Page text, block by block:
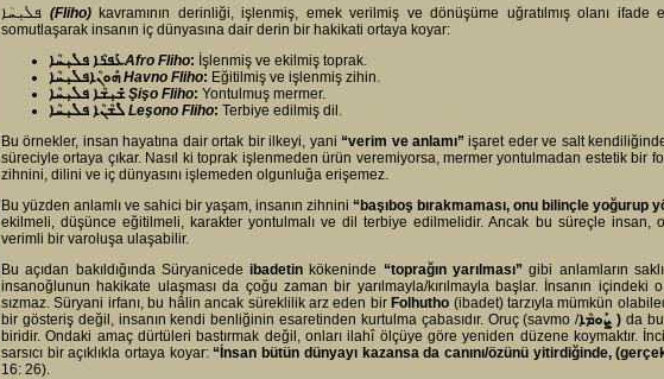
(Fliho) kavramının derinliği, işlenmiş, emek verilmiş ve dönüşüme uğratılmış olanı ifade
somutlaşarak insanın iç dünyasına dair derin bir hakikati ortaya koyar:
ܥܰܦܪܳܐ ܦܠܺܝܼܚܳܐAfro Fliho: İşlenmiş ve ekilmiş toprak.
ܗܰܘܢܳܐܦܠܺܝܼܚܳܐ Havno Fliho: Eğitilmiş ve işlenmiş zihin.
ܫܺܝܼܫܳܐ ܦܠܺܝܼܚܳܐ Şişo Fliho: Yontulmuş mermer.
ܠܶܫܳܢܳܐ ܦܠܺܝܼܚܳܐ Leşono Fliho: Terbiye edilmiş dil.
Bu örnekler, insan hayatına dair ortak bir ilkeyi, yani “verim ve anlamı” işaret eder ve salt
süreciyle ortaya çıkar. Nasıl ki toprak işlenmeden ürün veremiyorsa, mermer yontulmadan estetik bir
zihnini, dilini ve iç dünyasını işlemeden olgunluğa erişemez.
Bu yüzden anlamlı ve sahici bir yaşam, insanın zihnini “başıboş bırakmaması, onu bilinçle yoğurup
ekilmeli, düşünce eğitilmeli, karakter yontulmalı ve dil terbiye edilmelidir. Ancak bu süreçle insan, o
verimli bir varoluşa ulaşabilir.
Bu açıdan bakıldığında Süryanicedeibadetin kökeninde “toprağın yarılması” gibi anlamların
insanoğlunun hakikate ulaşması da çoğu zaman bir yarılmayla/kırılmayla başlar. İnsanın içindeki
sızmaz. Süryani irfanı, bu hâlin ancak süreklilik arz eden bir Folhutho (ibadet) tarzıyla mümkün
bir gösteriş değil, insanın kendi benliğinin esaretinden kurtulma çabasıdır. Oruç (savmo /ܨܰܘܡܳܐ ) da
biridir. Ondaki amaç dürtüleri bastırmak değil, onları ilahî ölçüye göre yeniden düzene koymaktır.
sarsıcı bir açıklıkla ortaya koyar: “İnsan bütün dünyayı kazansa da canını/özünü yitirdiğinde,
16: 26).